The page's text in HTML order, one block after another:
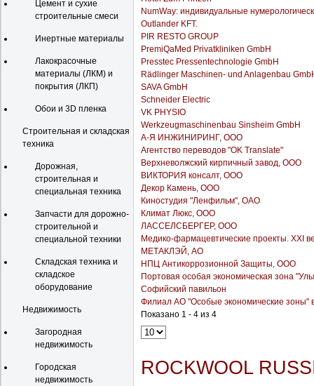
Цемент и сухие
строительные смеси
Инертные материалы
Лакокрасочные
материалы (ЛКМ) и
покрытия (ЛКП)
Обои и 3D пленка
Строительная и складская
техника
Дорожная,
строительная и
специальная техника
Запчасти для дорожно-
строительной и
специальной техники
Складская техника и
складское
оборудование
Недвижимость
Загородная
недвижимость
Городская
недвижимость
NumWay: индивидуальные
Outlander KFT.
PIR RESTO GROUP
PremiQaMed Privatkliniken GmbH
Presstec Pressentechnologie GmbH
Rädlinger Maschinen- und Anlagenbau
SAVA GmbH
Schneider Electric
VK PHYSIO
Werkzeugmaschinenbau Sinsheim GmbH
А-Я ИНЖИНИРИНГ, ООО
Агентство переводов "OK Translate"
Верхневолжский кирпичный завод, ООО
ВИКТОРИЯ консалт, ООО
Декор Камень, ООО
Киностудия "Ленфильм", ОАО
Климат Люкс, ООО
ЛАССЕЛСБЕРГЕР, ООО
Медико-фармацевтические проекты. XXI
МЕТАКЛЭЙ, АО
НПЦ Антикоррозионной Защиты, ООО
Портовая особая экономическая зона
Софийский павильон
Филиал АО "Особые экономические зоны"
Показано 1 - 4 из 4
ROCKWOOL